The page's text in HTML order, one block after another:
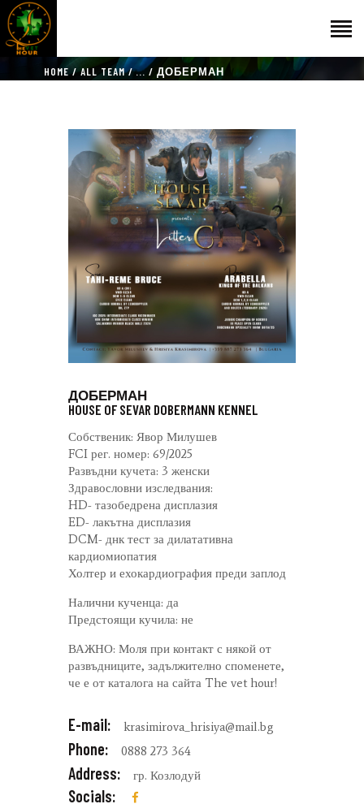
HOME ALL TEAM ... ДОБЕРМАН
ГОСТИ
ЕКИП
КАТАЛОГ
THE VET HOUR
КОНТАКТ
ДОБЕРМАН
HOUSE OF SEVAR DOBERMANN KENNEL
Собственик: Явор Милушев
FCI рег. номер: 69/2025
Развъдни кучета: 3 женски
Здравословни изследвания:
HD- тазобедрена дисплазия
ED- лакътна дисплазия
DCM- днк тест за дилатативна
кардиомиопатия
Холтер и ехокардиография преди заплод
Налични кученца: да
Предстоящи кучила: не
ВАЖНО: Моля при контакт с някой от
развъдниците, задължително споменете,
че е от каталога на сайта The vet hour!
E-mail: krasimirova_hrisiya@mail.bg
Phone: 0888 273 364
Address: гр. Козлодуй
Socials: